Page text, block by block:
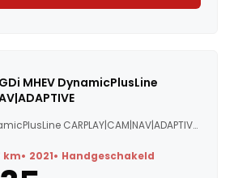
MHEV DynamicPlusLine
1.0 T-GDi MHEV DynamicPlusLine CARPLAY|CAM|NAV|ADAPTIVE C...
km 2021 Handgeschakeld